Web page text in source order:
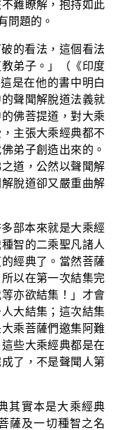
難瞭解，抱持如此
問題的。
的看法，這個看法
弟子。」（《印度
是在他的書中明白
聲聞解脫道法義就
佛菩提道，對大乘
主張大乘經典都不
弟子創造出來的。
道，公然以聲聞解
脫道卻又嚴重曲解
部本來就是大乘經
智的二乘聖凡諸人
經典了。當然菩薩
以在第一次結集完
亦欲結集！」才會
大結集；這次結集
乘菩薩們邀集阿難
些大乘經典都是在
了，不是聲聞人第
其實本是大乘經典
薩及一切種智之名